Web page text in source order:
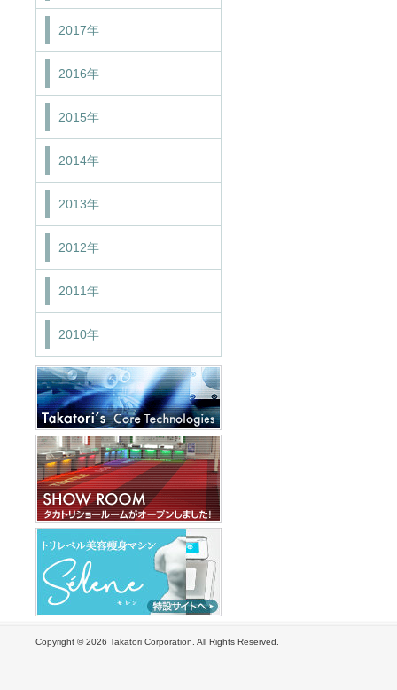
2017年
2016年
2015年
2014年
2013年
2012年
2011年
2010年
Copyright ©2026 Takatori Corporation. All Rights Reserved.